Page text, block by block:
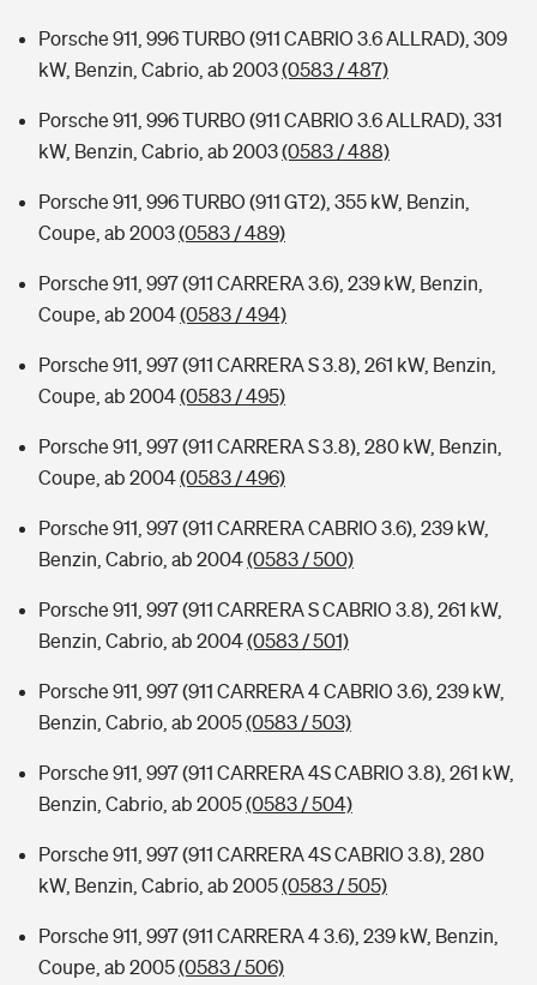
Porsche 911, 996 TURBO (911 CABRIO 3.6 ALLRAD), 309
kW, Benzin, Cabrio, ab 2003(0583 / 487)
Porsche 911, 996 TURBO (911 CABRIO 3.6 ALLRAD), 331
kW, Benzin, Cabrio, ab 2003(0583 / 488)
Porsche 911, 996 TURBO (911 GT2), 355 kW, Benzin,
Coupe, ab 2003(0583 / 489)
Porsche 911, 997 (911 CARRERA 3.6), 239 kW, Benzin,
Coupe, ab 2004(0583 / 494)
Porsche 911, 997 (911 CARRERA S 3.8), 261 kW, Benzin,
Coupe, ab 2004(0583 / 495)
Porsche 911, 997 (911 CARRERA S 3.8), 280 kW, Benzin,
Coupe, ab 2004(0583 / 496)
Porsche 911, 997 (911 CARRERA CABRIO 3.6), 239 kW,
Benzin, Cabrio, ab 2004(0583 / 500)
Porsche 911, 997 (911 CARRERA S CABRIO 3.8), 261 kW,
Benzin, Cabrio, ab 2004(0583 / 501)
Porsche 911, 997 (911 CARRERA 4 CABRIO 3.6), 239 kW,
Benzin, Cabrio, ab 2005(0583 / 503)
Porsche 911, 997 (911 CARRERA 4S CABRIO 3.8), 261 kW,
Benzin, Cabrio, ab 2005(0583 / 504)
Porsche 911, 997 (911 CARRERA 4S CABRIO 3.8), 280
kW, Benzin, Cabrio, ab 2005(0583 / 505)
Porsche 911, 997 (911 CARRERA 4 3.6), 239 kW, Benzin,
Coupe, ab 2005(0583 / 506)